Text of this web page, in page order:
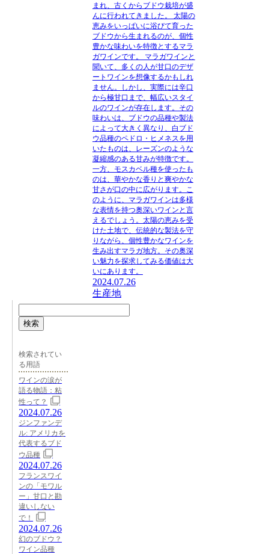
まれ、古くからブドウ栽培が盛
んに行われてきました。 太陽の
恵みをいっぱいに浴びて育った
ブドウから生まれるのが、個性
豊かな味わいを特徴とするマラ
ガワインです。 マラガワインと
聞いて、多くの人が甘口のデザ
ートワインを想像するかもしれ
ません。しかし、実際には辛口
から極甘口まで、幅広いスタイ
ルのワインが存在します。その
味わいは、ブドウの品種や製法
によって大きく異なり、白ブド
ウ品種のペドロ・ヒメネスを用
いたものは、レーズンのような
凝縮感のある甘みが特徴です。
一方、モスカベル種を使ったも
のは、華やかな香りと爽やかな
甘さが口の中に広がります。こ
のように、マラガワインは多様
な表情を持つ奥深いワインと言
えるでしょう。太陽の恵みを受
けた土地で、伝統的な製法を守
りながら、個性豊かなワインを
生み出すマラガ地方。その奥深
い魅力を探求してみる価値は大
いにあります。
2024.07.26
生産地
検索
検索されてい
る用語
ワインの涙が
語る物語：粘
性って？
2024.07.26
ジンファンデ
ル: アメリカを
代表するブド
ウ品種
2024.07.26
フランスワイ
ンの「モワル
ー」甘口と勘
違いしない
で！
2024.07.26
幻のブドウ？
ワイン品種